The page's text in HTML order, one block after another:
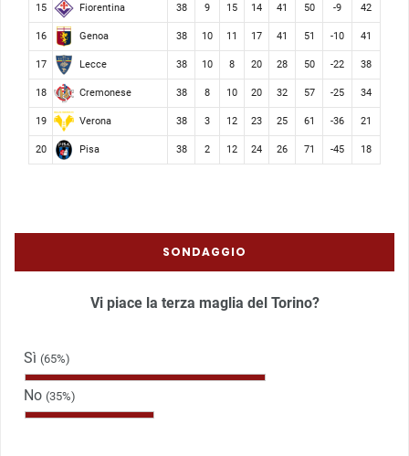
15 Fiorentina 38 9 15 14 41 50 -9 42
16 Genoa 38 10 11 17 41 51 -10 41
17 Lecce 38 10 8 20 28 50 -22 38
18 Cremonese 38 8 10 20 32 57 -25 34
19 Verona 38 3 12 23 25 61 -36 21
20 Pisa 38 2 12 24 26 71 -45 18
SONDAGGIO
Vi piace la terza maglia del Torino?
Sì (65%)
No (35%)